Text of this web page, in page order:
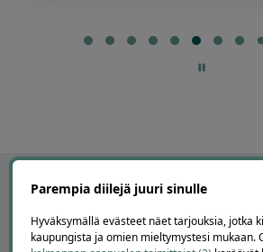
Parempia diilejä juuri sinulle
Hyväksymällä evästeet näet tarjouksia, jotka
kaupungista ja omien mieltymystesi mukaan.